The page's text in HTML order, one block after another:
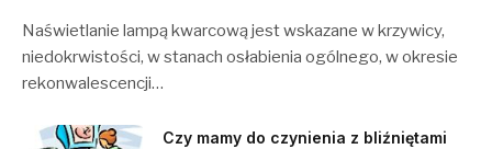
Naświetlanie lampą kwarcową jest wskazane w krzywicy,
niedokrwistości, w stanach osłabienia ogólnego, w okresie
rekonwalescencji…
Czy mamy do czynienia z bliźniętami